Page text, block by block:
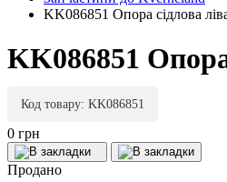
KK086851 Опора сідлова
KK086851 Опора
Код товару: KK086851
0 грн
Продано